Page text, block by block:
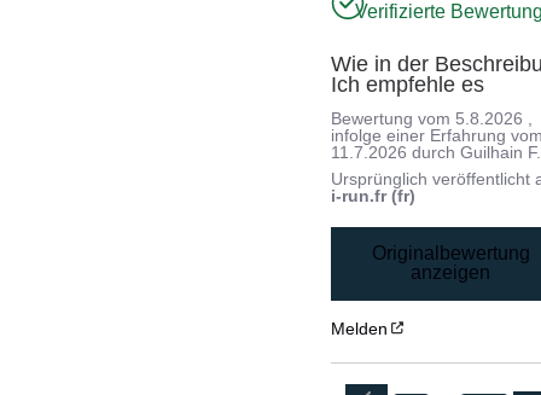
Verifizierte
Wie in der
Ich empfehle es
Bewertung vom 5.8.2026
infolge einer Erfahrung
11.7.2026 durchGuilhain F.
Ursprünglich veröffentlicht
i-run.fr (fr)
Originalbewertung
anzeigen
Melden